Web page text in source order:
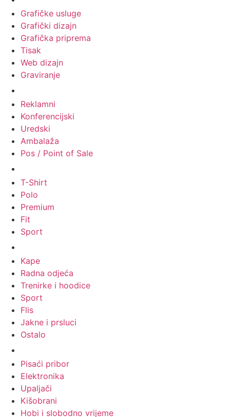
Grafičke usluge
Grafički dizajn
Grafička priprema
Tisak
Web dizajn
Graviranje
Reklamni
Konferencijski
Uredski
Ambalaža
Pos / Point of Sale
T-Shirt
Polo
Premium
Fit
Sport
Kape
Radna odjeća
Trenirke i hoodice
Sport
Flis
Jakne i prsluci
Ostalo
Pisaći pribor
Elektronika
Upaljači
Kišobrani
Hobi i slobodno vrijeme